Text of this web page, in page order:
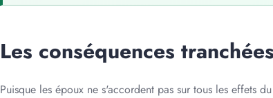
Les conséquences
Puisque les époux ne s'accordent pas sur tous les effets